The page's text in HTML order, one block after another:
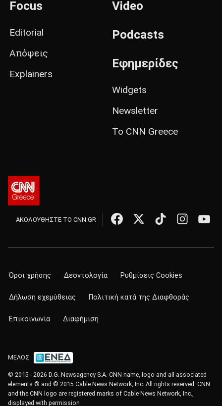
Focus
Editorial
Απόψεις
Explainers
Video
Podcasts
Εφημερίδες
Widgets
Newsletter
Το CNN Greece
ΑΚΟΛΟΥΘΗΣΤΕ ΤΟ CNN.GR
Όροι χρήσης Δεοντολογία Ρυθμίσεις Cookies
Δήλωση εχεμύθειας Πολιτική κατά της Διαφθοράς
Επικοινωνία Διαφήμιση
ΜΕΛΟΣ
© 2015 - 2026 D.G. Newsagency S.A. CNN name, logo and all associated
elements ® and © 2015 Cable News Network, Inc. All rights reserved. CNN
and the CNN logo are registered marks of Cable News Network, Inc.,
displayed with permission